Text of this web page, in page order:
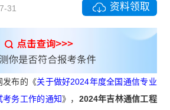
31 资料领取
发布的《关于做好2024年度全国通信专业
考务工作的通知》， 2024年吉林通信工程